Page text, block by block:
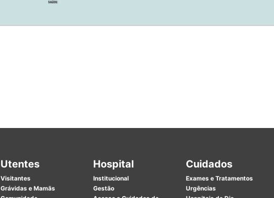
Utentes
Visitantes
Grávidas e Mamãs
Hospital
Institucional
Gestão
Cuidados
Exames e Tratamentos
Urgências